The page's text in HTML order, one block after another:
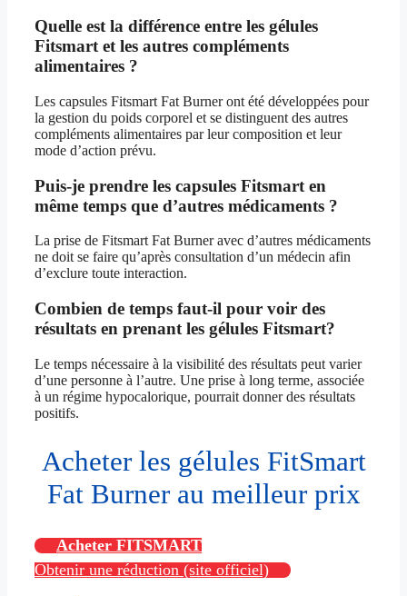
Quelle est la différence entre les gélules
Fitsmart et les autres compléments
alimentaires ?
Les capsules Fitsmart Fat Burner ont été développées pour
la gestion du poids corporel et se distinguent des autres
compléments alimentaires par leur composition et leur
mode d’action prévu.
Puis-je prendre les capsules Fitsmart en
même temps que d’autres médicaments ?
La prise de Fitsmart Fat Burner avec d’autres médicaments
ne doit se faire qu’après consultation d’un médecin afin
d’exclure toute interaction.
Combien de temps faut-il pour voir des
résultats en prenant les gélules Fitsmart?
Le temps nécessaire à la visibilité des résultats peut varier
d’une personne à l’autre. Une prise à long terme, associée
à un régime hypocalorique, pourrait donner des résultats
positifs.
Acheter les gélules FitSmart
Fat Burner au meilleur prix
Acheter FITSMART
Obtenir une réduction (site officiel)